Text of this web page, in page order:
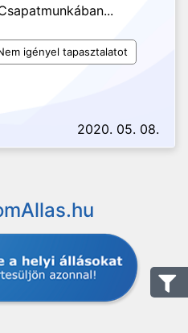
igényel tapasztalatot
2020. 05. 08.